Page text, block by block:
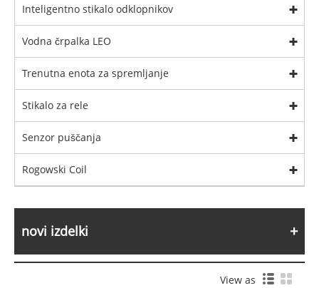
Inteligentno stikalo odklopnikov
Vodna črpalka LEO
Trenutna enota za spremljanje
Stikalo za rele
Senzor puščanja
Rogowski Coil
novi izdelki
View as